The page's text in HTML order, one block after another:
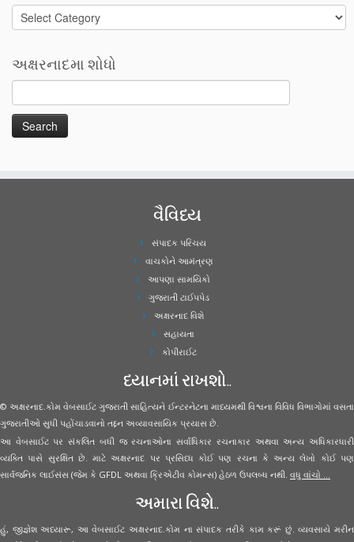
Categories
અક્ષરનાદમા શોધો
વૈવિધ્ય
સંપાદક પરિચય
વાચકોને આમંત્રણ
આપણા સામયિકો
ગુજરાતી ટાઈપપેડ
અક્ષરનાદ વિશે
સહાયતા
કોપીરાઈટ
ધ્યાનમાં રાખશો..
© અક્ષરનાદ.કોમ વેબસાઈટ ગુજરાતી સાહિત્યને ઈન્ટરનેટના માધ્યમથી વિશ્વના વિવિધ વિભાગોમાં વસતા
ગુજરાતીઓ સુધી પહોંચાડવાનો તદ્દન અવ્યાવસાયિક પ્રયાસ છે.
આ વેબસાઈટ પર સંકલિત બધી જ રચનાઓના સર્વાધિકાર રચનાકાર અથવા અન્ય અધિકારધારી
વ્યક્તિ પાસે સુરક્ષિત છે. માટે અક્ષરનાદ પર પ્રસિધ્ધ કોઈ પણ રચના કે અન્ય લેખો કોઈ પણ
સાર્વજનિક લાઈસંસ (જેમ કે GFDL અથવા ક્રિએટીવ કોમન્સ) હેઠળ ઉપલબ્ધ નથી. વધુ વાંચો ...
અમારા વિશે..
હું, જીજ્ઞેશ અધ્યારૂ, આ વેબસાઈટ અક્ષરનાદ.કોમ ના સંપાદક તરીકે કામ કરૂં છું. વ્યવસાયે મરીન